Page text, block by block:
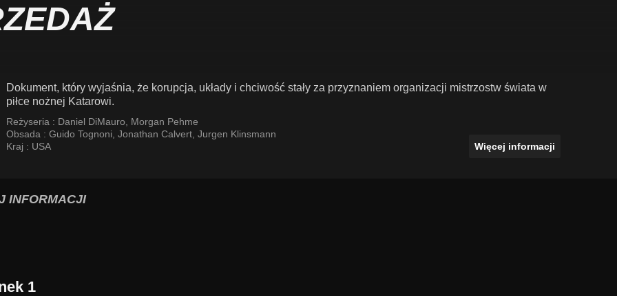
Dokument, który wyjaśnia, że korupcja, układy i chciwość stały za przyznaniem organizacji mistrzostw świata w
piłce nożnej Katarowi.
Reżyseria : Daniel DiMauro
Morgan Pehme
Obsada : Guido Tognoni Jonathan Calvert Jurgen Klinsmann
Kraj : USA Więcej informacji
INFORMACJI
1